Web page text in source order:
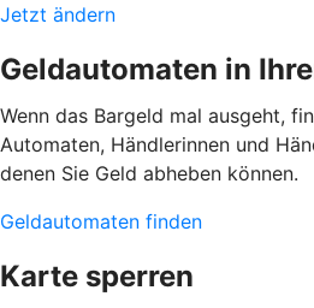
Jetzt ändern
Geldautomaten in
Wenn das Bargeld mal ausgeht,
Automaten, Händlerinnen und
denen Sie Geld abheben können.
Geldautomaten finden
Karte sperren